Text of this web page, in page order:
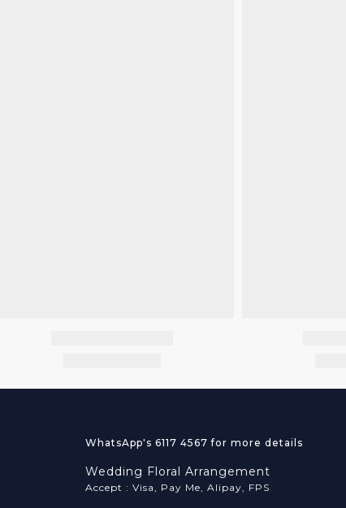
WhatsApp's 6117 4567 for more details
Wedding Floral Arrangement
Accept : Visa, Pay Me, Alipay, FPS